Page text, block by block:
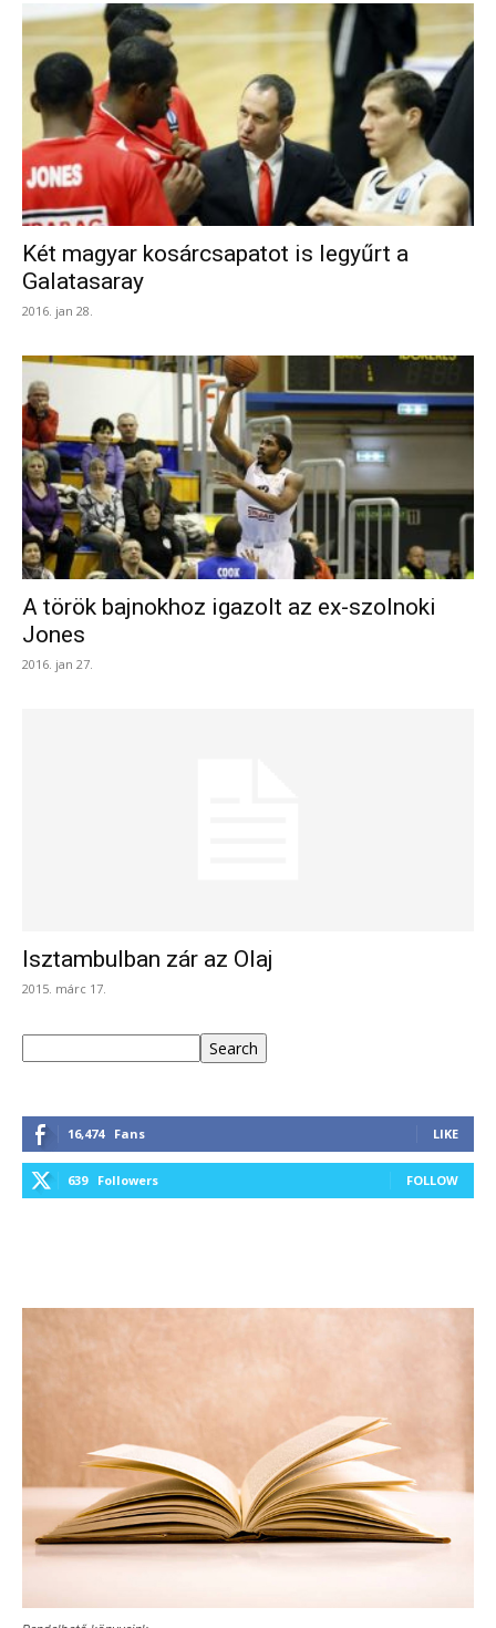
Két magyar kosárcsapatot is legyűrt a
Galatasaray
2016. jan 28.
A török bajnokhoz igazolt az ex-szolnoki
Jones
2016. jan 27.
Isztambulban zár az Olaj
2015. márc 17.
Search
16,474 Fans LIKE
639 Followers FOLLOW